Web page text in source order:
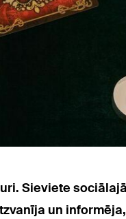
Sieviete
un